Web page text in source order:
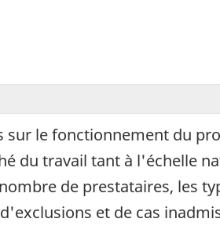
le fonctionnement du
du travail tant à l'échelle
de prestataires, les
et de cas